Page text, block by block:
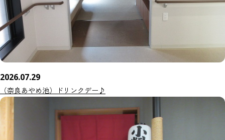
2026.07.29
（奈良あやめ池）ドリンクデー♪